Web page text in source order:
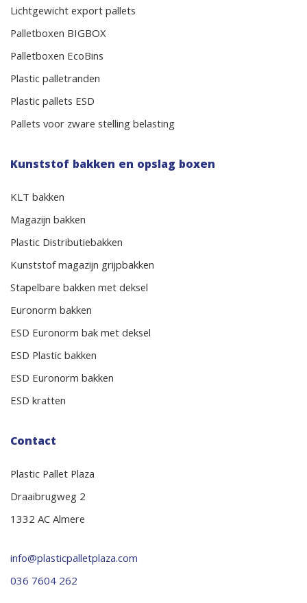
Lichtgewicht export pallets
Palletboxen BIGBOX
Palletboxen EcoBins
Plastic palletranden
Plastic pallets ESD
Pallets voor zware stelling belasting
Kunststof bakken en opslag boxen
KLT bakken
Magazijn bakken
Plastic Distributiebakken
Kunststof magazijn grijpbakken
Stapelbare bakken met deksel
Euronorm bakken
ESD Euronorm bak met deksel
ESD Plastic bakken
ESD Euronorm bakken
ESD kratten
Contact
Plastic Pallet Plaza
Draaibrugweg 2
1332 AC Almere
info@plasticpalletplaza.com
036 7604 262